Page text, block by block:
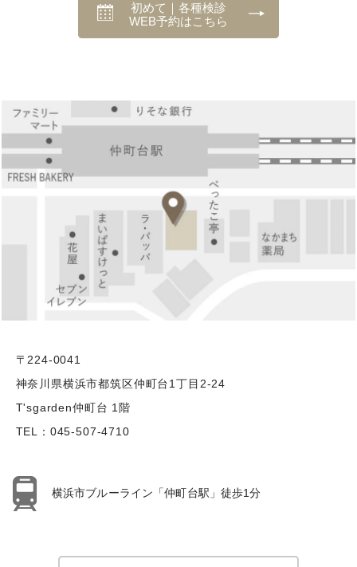
初めて｜各種検診
WEB予約はこちら
〒224-0041
神奈川県横浜市都筑区仲町台1丁目2-24
T'sgarden仲町台 1階
TEL： 045-507-4710
横浜市ブルーライン「仲町台駅」徒歩1分